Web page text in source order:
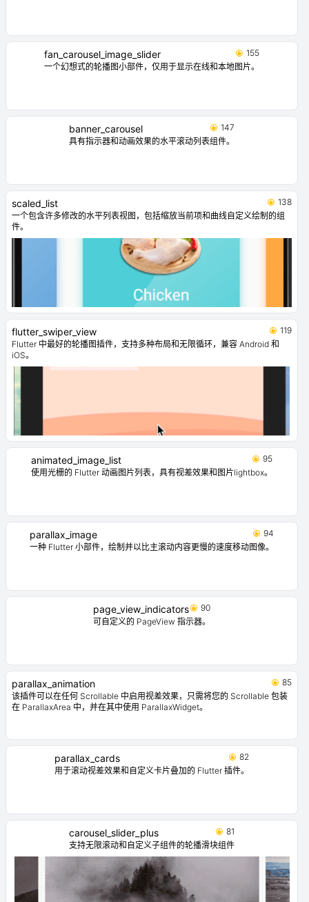
fan_carousel_image_slider
155
一个幻想式的轮播图小部件，仅用于显示在线和本地图片。
banner_carousel
147
具有指示器和动画效果的水平滚动列表组件。
scaled_list
138
一个包含许多修改的水平列表视图，包括缩放当前项和曲线自定义绘制的组
件。
flutter_swiper_view
119
Flutter 中最好的轮播图插件，支持多种布局和无限循环，兼容 Android 和
iOS。
animated_image_list
95
使用光栅的 Flutter 动画图片列表，具有视差效果和图片lightbox。
parallax_image
94
一种 Flutter 小部件，绘制并以比主滚动内容更慢的速度移动图像。
page_view_indicators
90
可自定义的 PageView 指示器。
parallax_animation
85
该插件可以在任何 Scrollable 中启用视差效果，只需将您的 Scrollable 包装
在 ParallaxArea 中，并在其中使用 ParallaxWidget。
parallax_cards
82
用于滚动视差效果和自定义卡片叠加的 Flutter 插件。
carousel_slider_plus
81
支持无限滚动和自定义子组件的轮播滑块组件